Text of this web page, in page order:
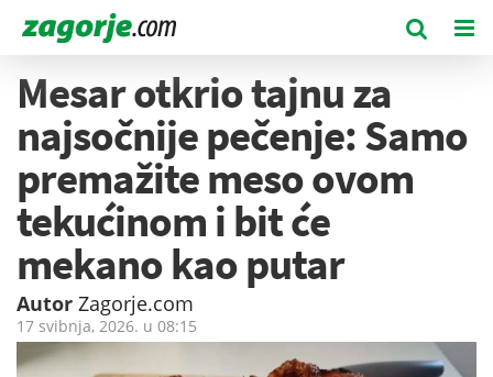
Mesar otkrio tajnu za
najsočnije pečenje: Samo
premažite meso ovom
tekućinom i bit će
mekano kao putar
Autor Zagorje.com
17 svibnja, 2026. u 08:15